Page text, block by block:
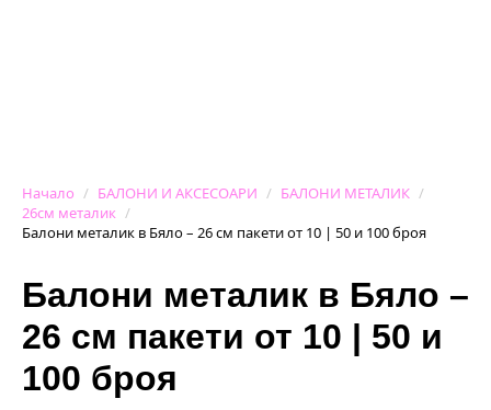
Начало БАЛОНИ И АКСЕСОАРИ
БАЛОНИ МЕТАЛИК
26см металик
Балони металик в Бяло – 26 см пакети от 10 | 50 и 100 броя
Балони металик в Бяло –
26 см пакети от 10 | 50 и
100 броя